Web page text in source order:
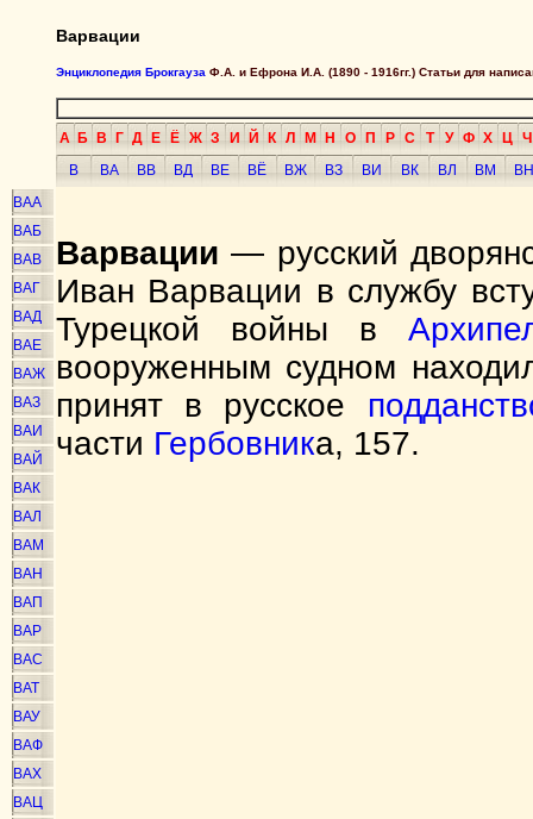
Варвации
Энциклопедия Брокгауза Ф.А. и Ефрона И.А. (1890 - 1916гг.) Статьи для
А Б В Г Д Е Ё Ж З И Й К Л М Н О П Р С Т У Ф Х Ц Ч
В
ВА ВВ ВД ВЕ ВЁ ВЖ ВЗ ВИ ВК ВЛ ВМ
ВН
ВАА
ВАБ
ВАВ
ВАГ
ВАД
ВАЕ
ВАЖ
ВАЗ
ВАИ
ВАЙ
ВАК
ВАЛ
ВАМ
ВАН
ВАП
ВАР
ВАС
ВАТ
ВАУ
ВАФ
ВАХ
ВАЦ
Варвации — русский
Иван Варвации в службу
Турецкой войны в
вооруженным судном
принят в русское
части Гербовника, 157.